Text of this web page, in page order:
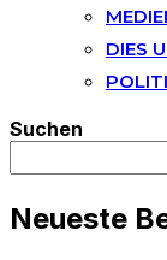
DIES
Suchen
Neueste